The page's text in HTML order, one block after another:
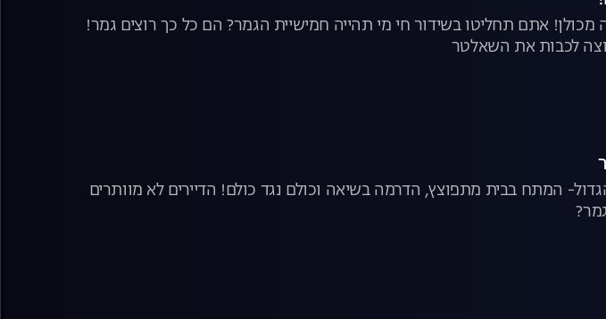
אתם תחליטו בשידור חי מי תהייה חמישיית הגמר? הם כל כך רוצים גמר!
לכבות את השאלטר
המתח בבית מתפוצץ, הדרמה בשיאה וכולם נגד כולם! הדיירים לא מוותרים